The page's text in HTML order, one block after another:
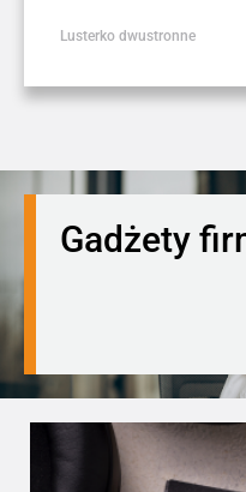
Lusterko dwustronne
Gadżety